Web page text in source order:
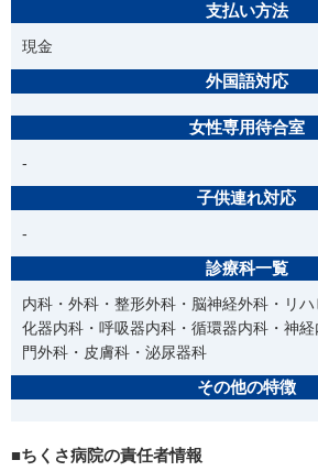
支払い方法
現金
外国語対応
女性専用待合室
-
子供連れ対応
-
診療科一覧
内科・外科・整形外科・脳神経外科・リ
化器内科・呼吸器内科・循環器内科・神
門外科・皮膚科・泌尿器科
その他の特徴
■ちくさ病院の責任者情報